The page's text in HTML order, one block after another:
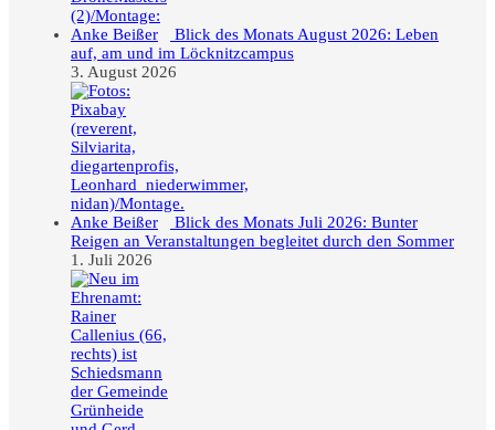
Blick des Monats August 2026: Leben
auf, am und im Löcknitzcampus
3. August 2026
Blick des Monats Juli 2026: Bunter
Reigen an Veranstaltungen begleitet durch den Sommer
1. Juli 2026